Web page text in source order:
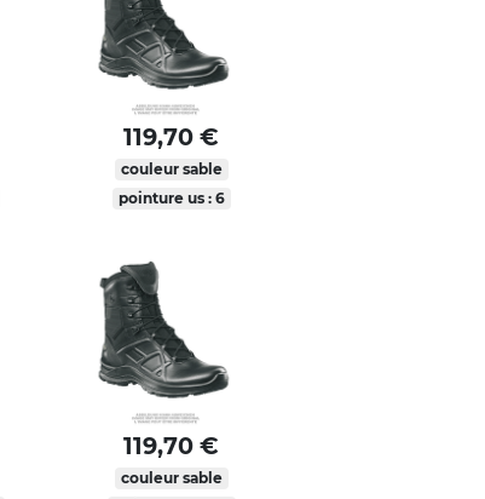
119,70 €
couleur sable
pointure us : 6
119,70 €
couleur sable